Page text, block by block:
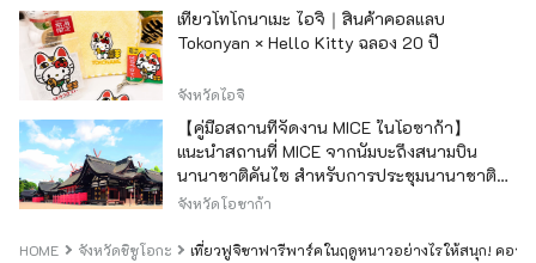
เที่ยวโทโกนาเมะ ไอจิ｜สินค้าคอลแลบ
Tokonyan × Hello Kitty ฉลอง 20 ปี
จังหวัดไอจิ
【คู่มือสถานที่จัดงาน MICE ในโอซาก้า】
แนะนำสถานที่ MICE จากนัมบะถึงสนามบิน
นานาชาติคันไซ สำหรับการประชุมนานาชาติ
และกิจกรรมองค์กร
จังหวัดโอซาก้า
HOME จังหวัดชิซูโอกะ เที่ยวฟูจิซาฟารีพาร์คในฤดูหนาวอย่างไรให้สนุก! คอร์